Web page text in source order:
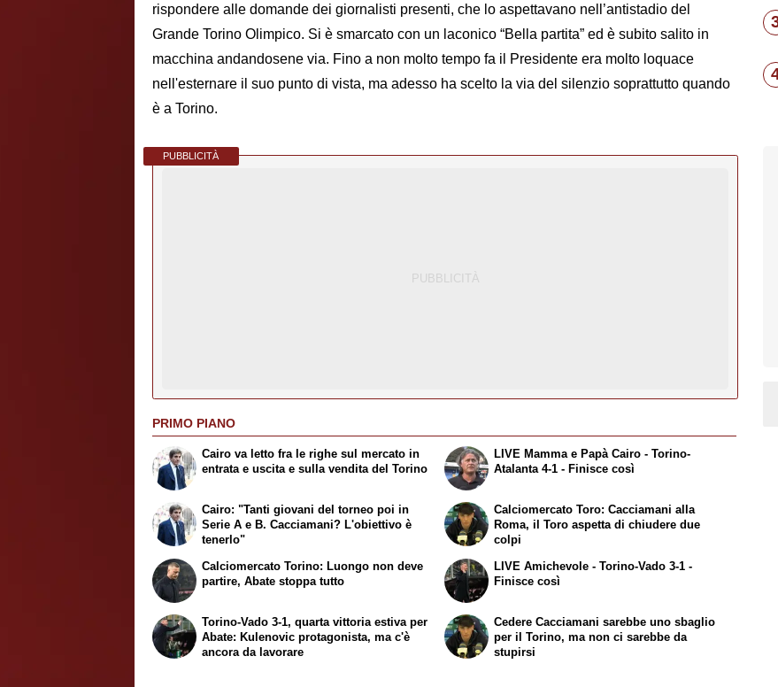
rispondere alle domande dei giornalisti presenti, che lo aspettavano nell’antistadio del
Grande Torino Olimpico. Si è smarcato con un laconico “Bella partita” ed è subito salito in
macchina andandosene via. Fino a non molto tempo fa il Presidente era molto loquace
nell'esternare il suo punto di vista, ma adesso ha scelto la via del silenzio soprattutto quando
è a Torino.
PUBBLICITÀ
PRIMO PIANO
Cairo va letto fra le righe sul mercato in
entrata e uscita e sulla vendita del Torino
Cairo: "Tanti giovani del torneo poi in
Serie A e B. Cacciamani? L'obiettivo è
tenerlo"
LIVE Mamma e Papà Cairo - Torino-
Atalanta 4-1 - Finisce così
Calciomercato Toro: Cacciamani alla
Roma, il Toro aspetta di chiudere due
colpi
Calciomercato Torino: Luongo non deve
partire, Abate stoppa tutto
Torino-Vado 3-1, quarta vittoria estiva per
Abate: Kulenovic protagonista, ma c'è
ancora da lavorare
LIVE Amichevole - Torino-Vado 3-1 -
Finisce così
Cedere Cacciamani sarebbe uno sbaglio
per il Torino, ma non ci sarebbe da
stupirsi